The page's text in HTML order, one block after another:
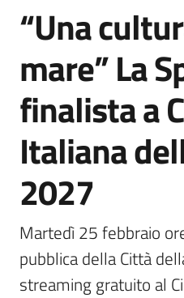
Civile
Medaglia
d'argento
al Valor
Militare
Amministrazione
Novità
Menu selezionato
Salta al contenuto
“Una
mare” La
finalista a
Italiana
2027
Martedì 25 febbraio
pubblica della Città
streaming gratuito al